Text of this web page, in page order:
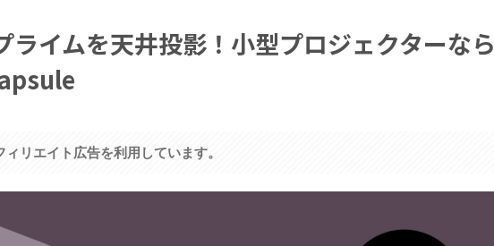
イムを天井投影！小型プロジェクターなら
リエイト広告を利用しています。